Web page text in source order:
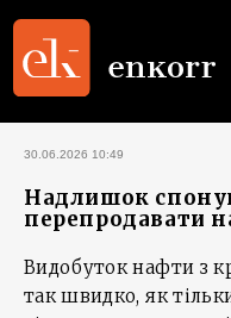
30.06.2026 10:49
Надлишок
перепродавати
Видобуток нафти з
так швидко, як